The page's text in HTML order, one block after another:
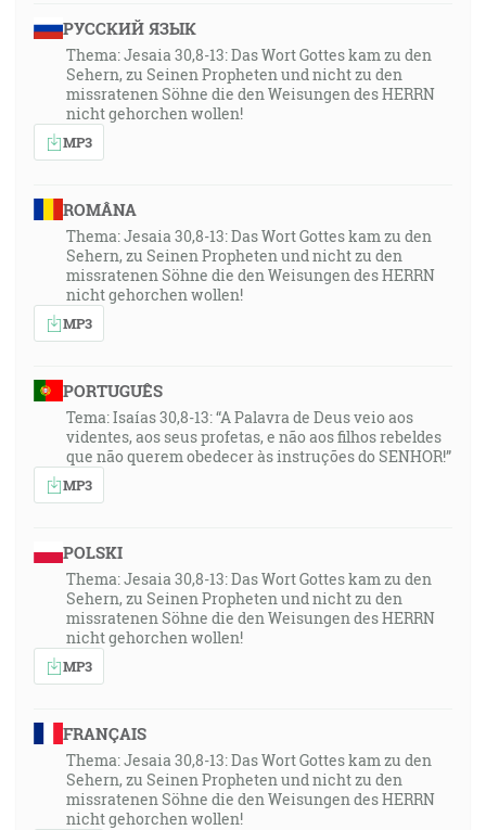
РУССКИЙ ЯЗЫК
Thema: Jesaia 30,8-13: Das Wort Gottes kam zu den
Sehern, zu Seinen Propheten und nicht zu den
missratenen Söhne die den Weisungen des HERRN
nicht gehorchen wollen!
MP3
ROMÂNA
Thema: Jesaia 30,8-13: Das Wort Gottes kam zu den
Sehern, zu Seinen Propheten und nicht zu den
missratenen Söhne die den Weisungen des HERRN
nicht gehorchen wollen!
MP3
PORTUGUÊS
Tema: Isaías 30,8-13: “A Palavra de Deus veio aos
videntes, aos seus profetas, e não aos filhos rebeldes
que não querem obedecer às instruções do SENHOR!”
MP3
POLSKI
Thema: Jesaia 30,8-13: Das Wort Gottes kam zu den
Sehern, zu Seinen Propheten und nicht zu den
missratenen Söhne die den Weisungen des HERRN
nicht gehorchen wollen!
MP3
FRANÇAIS
Thema: Jesaia 30,8-13: Das Wort Gottes kam zu den
Sehern, zu Seinen Propheten und nicht zu den
missratenen Söhne die den Weisungen des HERRN
nicht gehorchen wollen!